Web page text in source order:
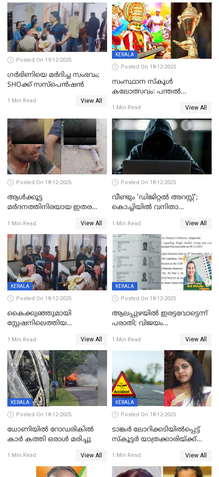
Posted On 19-12-2025
ഗര്‍ഭിണിയെ മർദിച്ച സംഭവം;
SHOക്ക് സസ്പെൻഷൻ
1 Min Read View All
KERALA
Posted On 18-12-2025
സംസ്ഥാന സ്കൂൾ
കലോത്സവം: പന്തൽ
1 Min Read View All
Posted On 18-12-2025
ആൾക്കൂട്ട
മർദനത്തിനിരയായ ഇതര
നടുക്കുന്ന സംഭവം
വാളയാറിൽ
1 Min Read View All
Posted On 18-12-2025
വീണ്ടും 'ഡിജിറ്റല്‍ അറസ്റ്റ്';
കൊച്ചിയില്‍ വനിതാ
കോടി രൂപ
1 Min Read View All
KERALA
Posted On 18-12-2025
കൈക്കുഞ്ഞുമായി
സ്റ്റേഷനിലെത്തിയ
കരണത്തടിച്ചു; CC ടിവി
ദൃശ്യങ്ങൾ പുറത്ത്
1 Min Read View All
KERALA
Posted On 18-12-2025
ആലപ്പുഴയിൽ ഇരട്ടവോട്ടെന്ന്
പരാതി; വിജയം
വാർഡിലെ എൽഡിഎഫ്
സ്ഥാനാർത്ഥി
1 Min Read View All
KERALA
Posted On 18-12-2025
ധോണിയിൽ റോഡരികിൽ
കാർ കത്തി ഒരാൾ മരിച്ചു
1 Min Read View All
KERALA
Posted On 18-12-2025
ടാങ്കർ ലോറിക്കടിയിൽപ്പെട്ട്
സ്കൂട്ടർ യാത്രക്കാരിയ്ക്ക്
കണ്ടോത്ത് ദേശീയ പാതയിൽ
1 Min Read View All